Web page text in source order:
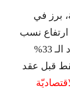
برز في
ارتفاع نسب
الفقر في صفوف اللبنانيين إلى حدود الـ 33%
مقارنة بـ 11% فقط قبل عقد